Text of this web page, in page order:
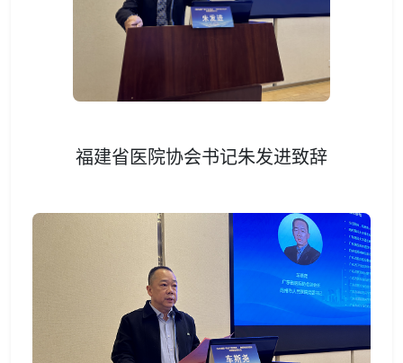
福建省医院协会书记朱发进致辞